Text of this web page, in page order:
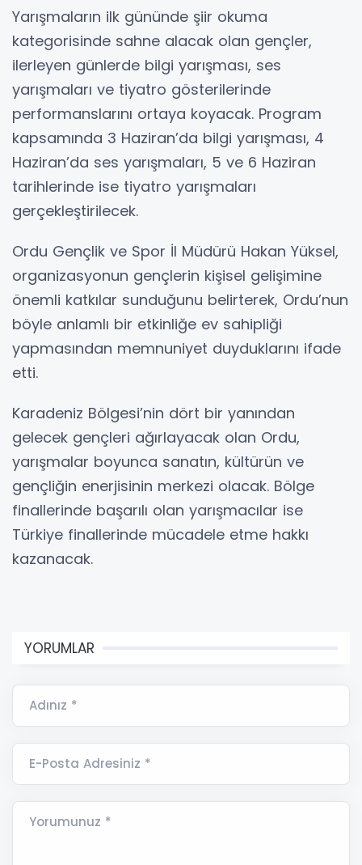
Yarışmaların ilk gününde şiir okuma
kategorisinde sahne alacak olan gençler,
ilerleyen günlerde bilgi yarışması, ses
yarışmaları ve tiyatro gösterilerinde
performanslarını ortaya koyacak. Program
kapsamında 3 Haziran’da bilgi yarışması, 4
Haziran’da ses yarışmaları, 5 ve 6 Haziran
tarihlerinde ise tiyatro yarışmaları
gerçekleştirilecek.
Ordu Gençlik ve Spor İl Müdürü Hakan Yüksel,
organizasyonun gençlerin kişisel gelişimine
önemli katkılar sunduğunu belirterek, Ordu’nun
böyle anlamlı bir etkinliğe ev sahipliği
yapmasından memnuniyet duyduklarını ifade
etti.
Karadeniz Bölgesi’nin dört bir yanından
gelecek gençleri ağırlayacak olan Ordu,
yarışmalar boyunca sanatın, kültürün ve
gençliğin enerjisinin merkezi olacak. Bölge
finallerinde başarılı olan yarışmacılar ise
Türkiye finallerinde mücadele etme hakkı
kazanacak.
YORUMLAR
Adınız *
E-Posta Adresiniz *
Yorumunuz *